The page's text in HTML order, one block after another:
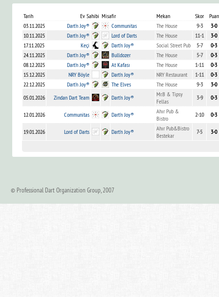
Tarih Ev Sahibi Misafir Mekan Skor
Puan
03.11.2025
Dart'n Joy® Communitas The House 9-3
3-0
10.11.2025
Dart'n Joy® Lord of Darts The House 11-1
3-0
17.11.2025
Keçi Dart'n Joy® Social Street Pub 5-7
0-3
24.11.2025
Dart'n Joy® Bulldozer The House 5-7
0-3
08.12.2025
Dart'n Joy® At Kafası The House 1-11
0-3
15.12.2025
NRY Böyle Dart'n Joy® NRY Restaurant 1-11
0-3
22.12.2025
Dart'n Joy® The Elves The House 9-3
3-0
05.01.2026
Zindan Dart Team Dart'n Joy®
Mr.B & Tipsy
Fellas
3-9 0-3
12.01.2026 Communitas Dart'n Joy®
Ahır Pub &
Bistro
2-10 0-3
19.01.2026 Lord of Darts Dart'n Joy®
Ahır Pub&Bistro
Bestekar
7-5 3-0
© Professional Dart Organization Group, 2007